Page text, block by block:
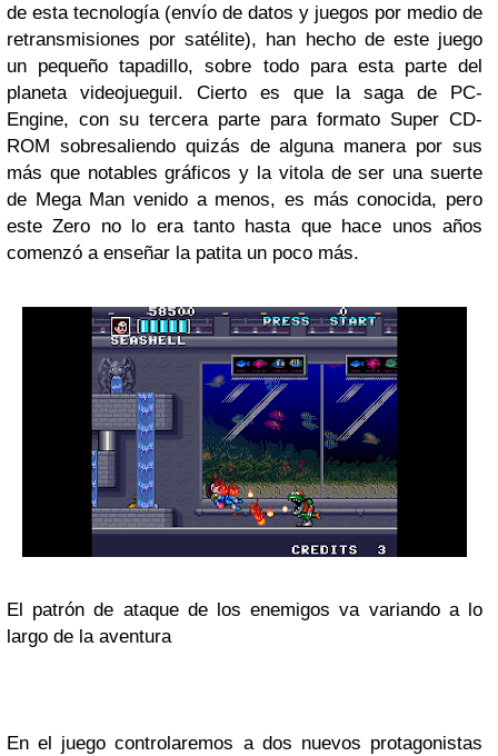
de esta tecnología (envío de datos y juegos por medio de
retransmisiones por satélite), han hecho de este juego
un pequeño tapadillo, sobre todo para esta parte del
planeta videojueguil. Cierto es que la saga de PC-
Engine, con su tercera parte para formato Super CD-
ROM sobresaliendo quizás de alguna manera por sus
más que notables gráficos y la vitola de ser una suerte
de Mega Man venido a menos, es más conocida, pero
este Zero no lo era tanto hasta que hace unos años
comenzó a enseñar la patita un poco más.
El patrón de ataque de los enemigos va variando a lo
largo de la aventura
En el juego controlaremos a dos nuevos protagonistas